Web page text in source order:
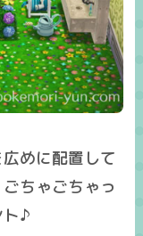
めに配置して
ちゃごちゃっ
ト♪